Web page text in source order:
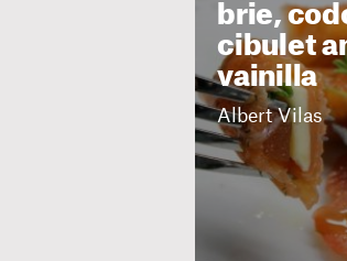
brie,
cibulet
vainilla
Albert Vilas